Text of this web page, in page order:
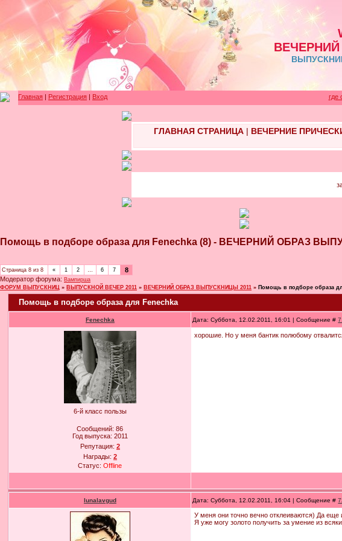
Главная | Регистрация | Вход где
ГЛАВНАЯ СТРАНИЦА| ВЕЧЕРНИЕ
Помощь в подборе образа для Fenechka (8) - ВЕЧЕРНИЙ ОБРАЗ
Страница 8 из 8 « 1 2 … 6 7
8
Модератор форума: Вампирша
ФОРУМ ВЫПУСКНИЦ » ВЫПУСКНОЙ ВЕЧЕР 2011 » ВЕЧЕРНИЙ ОБРАЗ ВЫПУСКНИЦЫ 2011 » Помощь в подборе образа
Помощь в подборе образа для Fenechka
Fenechka Дата: Суббота, 12.02.2011, 16:01 | Сообщение #
6-й класс пользы
Сообщений:86
Год выпуска: 2011
Репутация: 2
Награды: 2
Статус:Offline
хорошие. Но у меня бантик полюбому
lunalavgud Дата: Суббота, 12.02.2011, 16:04 | Сообщение #
У меня они точно вечно отклеиваются) Да еще
Я уже могу золото получить за умение из